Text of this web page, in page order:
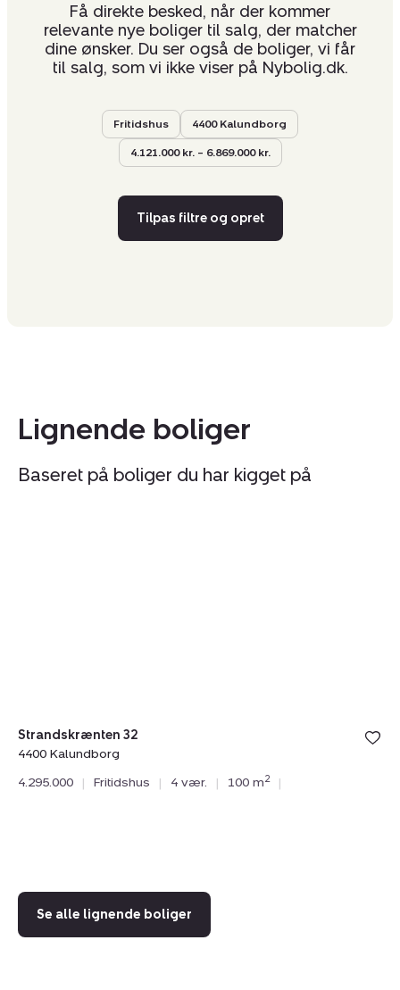
Få direkte besked, når der kommer
relevante nye boliger til salg, der matcher
dine ønsker. Du ser også de boliger, vi får
til salg, som vi ikke viser på Nybolig.dk.
Fritidshus 4400 Kalundborg
4.121.000 kr. – 6.869.000 kr.
Tilpas filtre og opret
Lignende boliger
Baseret på boliger du har kigget på
Strandskrænten 32
4400 Kalundborg
4.295.000
| Fritidshus | 4 vær. | 100 m2 |
Se alle lignende boliger